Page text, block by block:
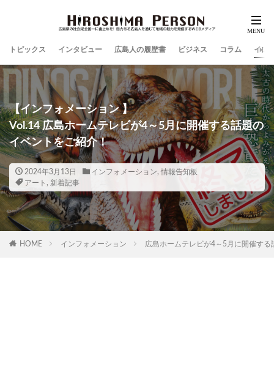
トピックス インタビュー 広島人の履歴書 ビジネス コラム イン
【インフォメーション 】
Vol.14 広島ホームテレビが4～5月に開催する話題の
イベントをご紹介！
2024年3月13日 インフォメーション, 情報告知板
アート , 新着記事
HOME インフォメーション 広島ホームテレビが4～5月に開催す